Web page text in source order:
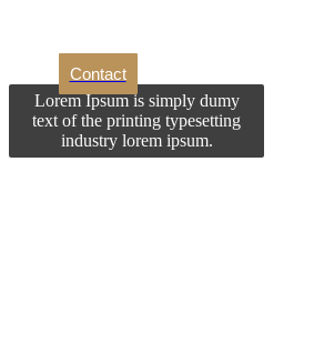
Contact
Lorem Ipsum is simply dumy
text of the printing typesetting
industry lorem ipsum.